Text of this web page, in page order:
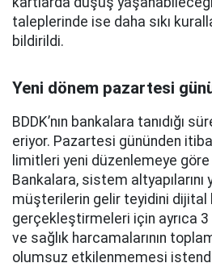
taleplerinde ise daha sıkı
bildirildi.
Yeni dönem pazartesi
BDDK’nın bankalara tanıdığı
eriyor. Pazartesi gününden
limitleri yeni düzenlemeye
Bankalara, sistem altyapılarını
müşterilerin gelir teyidini dijital
gerçekleştirmeleri için ayrıca
ve sağlık harcamalarının
olumsuz etkilenmemesi